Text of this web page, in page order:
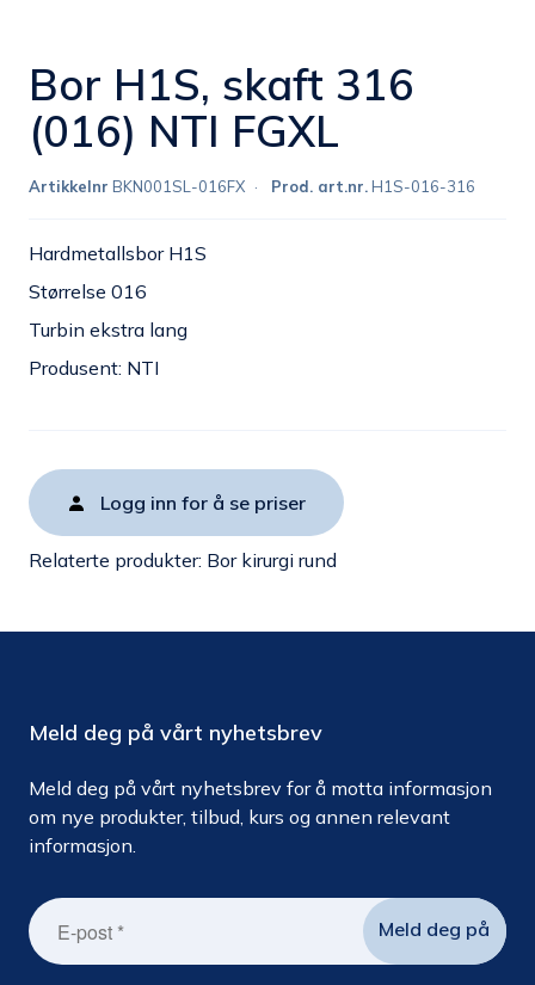
Bor H1S, skaft 316
(016) NTI FGXL
Artikkelnr BKN001SL-016FX Prod. art.nr. H1S-016-316
Hardmetallsbor H1S
Størrelse 016
Turbin ekstra lang
Produsent: NTI
Logg inn for å se priser
Relaterte produkter: Bor kirurgi rund
Meld deg på vårt nyhetsbrev
Meld deg på vårt nyhetsbrev for å motta informasjon
om nye produkter, tilbud, kurs og annen relevant
informasjon.